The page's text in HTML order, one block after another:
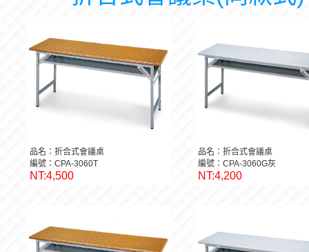
品名：折合式會議桌
編號：CPA-3060T
NT:4,500
品名：折合式會議桌
編號：CPA-3060G灰
NT:4,200